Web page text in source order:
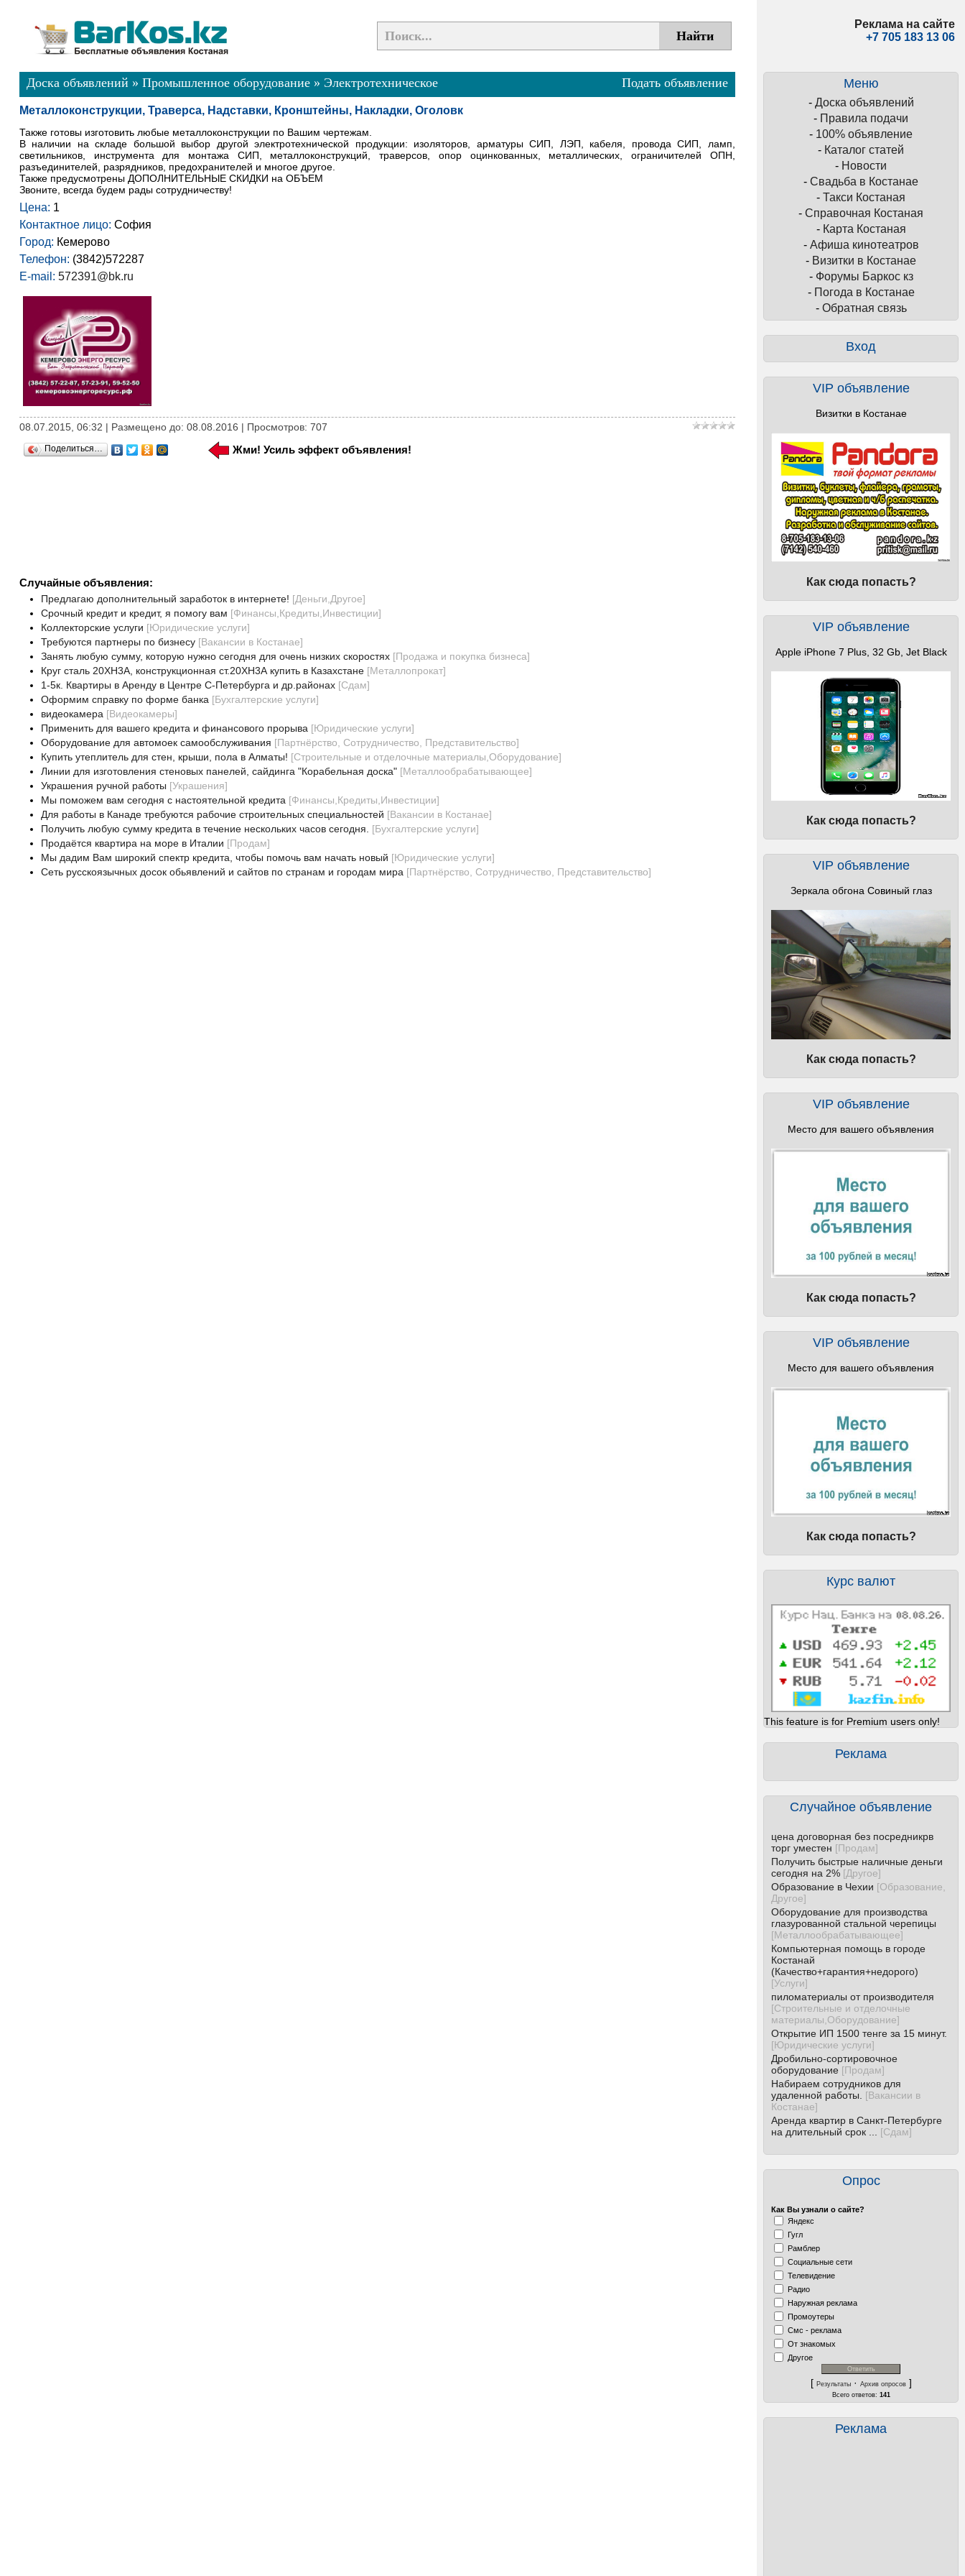
Реклама на сайте
+7 705 183 13 06
Меню
- Доска объявлений
- Правила подачи
- 100% объявление
- Каталог статей
- Новости
- Свадьба в Костанае
- Такси Костаная
- Справочная Костаная
- Карта Костаная
- Афиша кинотеатров
- Визитки в Костанае
- Форумы Баркос кз
- Погода в Костанае
- Обратная связь
Вход
VIP объявление
Визитки в Костанае
Как сюда попасть?
VIP объявление
Apple iPhone 7 Plus, 32 Gb, Jet Black
Как сюда попасть?
VIP объявление
Зеркала обгона Совиный глаз
Как сюда попасть?
VIP объявление
Место для вашего объявления
Как сюда попасть?
VIP объявление
Место для вашего объявления
Как сюда попасть?
Курс валют
This feature is for Premium users only!
Реклама
Случайное объявление
цена договорная без посредникрв
торг уместен [Продам]
Получить быстрые наличные деньги
сегодня на 2% [Другое]
Образование в Чехии [Образование,
Другое]
Оборудование для производства
глазурованной стальной черепицы
[Металлообрабатывающее]
Компьютерная помощь в городе
Костанай
(Качество+гарантия+недорого)
[Услуги]
пиломатериалы от производителя
[Строительные и отделочные
материалы,Оборудование]
Открытие ИП 1500 тенге за 15 минут.
[Юридические услуги]
Дробильно-сортировочное
оборудование [Продам]
Нaбирaем сотрудников для
удaленной рaботы.
[Вакансии в
Костанае]
Аренда квартир в Санкт-Петербурге
на длительный срок ...
[Сдам]
Опрос
Как Вы узнали о сайте?
Яндекс
Гугл
Рамблер
Социальные сети
Телевидение
Радио
Наружная реклама
Промоутеры
Смс - реклама
От знакомых
Другое
[ Результаты· Архив опросов]
Всего ответов: 141
Реклама
Подать объявление
Доска объявлений » Промышленное оборудование» Электротехническое
Металлоконструкции, Траверса, Надставки, Кронштейны, Накладки, Оголовк
Также готовы изготовить любые металлоконструкции по Вашим чертежам.
В наличии на складе большой выбор другой электротехнической продукции: изоляторов, арматуры СИП, ЛЭП, кабеля, провода СИП, ламп,
светильников, инструмента для монтажа СИП, металлоконструкций, траверсов, опор оцинкованных, металлических, ограничителей ОПН,
разъединителей, разрядников, предохранителей и многое другое.
Также предусмотрены ДОПОЛНИТЕЛЬНЫЕ СКИДКИ на ОБЪЕМ
Звоните, всегда будем рады сотрудничеству!
Цена: 1
Контактное лицо: София
Город: Кемерово
Телефон: (3842)572287
E-mail: 572391@bk.ru
08.07.2015, 06:32 | Размещено до: 08.08.2016 | Просмотров: 707
Поделиться… Жми! Усиль эффект объявления!
Случайные объявления:
Предлагаю дополнительный заработок в интернете! [Деньги,Другое]
Срочный кредит и кредит, я помогу вам [Финансы,Кредиты,Инвестиции]
Коллекторские услуги [Юридические услуги]
Требуются партнеры по бизнесу [Вакансии в Костанае]
Занять любую сумму, которую нужно сегодня для очень низких скоростях [Продажа и покупка бизнеса]
Круг сталь 20ХН3А, конструкционная ст.20ХН3А купить в Казахстане [Металлопрокат]
1-5к. Квартиры в Аренду в Центре С-Петербурга и др.районах [Сдам]
Оформим справку по форме банка [Бухгалтерские услуги]
видеокамера [Видеокамеры]
Применить для вашего кредита и финансового прорыва [Юридические услуги]
Оборудование для автомоек самообслуживания [Партнёрство, Сотрудничество, Представительство]
Купить утеплитель для стен, крыши, пола в Алматы! [Строительные и отделочные материалы,Оборудование]
Линии для изготовления стеновых панелей, сайдинга "Корабельная доска" [Металлообрабатывающее]
Украшения ручной работы [Украшения]
Мы поможем вам сегодня с настоятельной кредита [Финансы,Кредиты,Инвестиции]
Для работы в Канаде требуются рабочие строительных специальностей [Вакансии в Костанае]
Получить любую сумму кредита в течение нескольких часов сегодня.
[Бухгалтерские услуги]
Продаётся квартира на море в Италии [Продам]
Мы дадим Вам широкий спектр кредита, чтобы помочь вам начать новый [Юридические услуги]
Сеть русскоязычных досок обьявлений и сайтов по странам и городам мира [Партнёрство, Сотрудничество, Представительство]